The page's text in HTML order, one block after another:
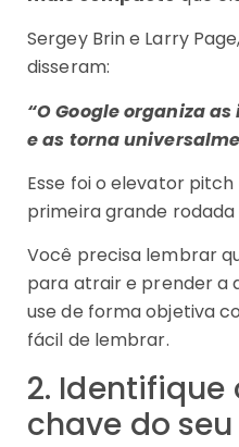
Sergey Brin e Larry
disseram:
“O Google organiza
e as torna
Esse foi o elevator
primeira grande
Você precisa lembrar
para atrair e prender a
use de forma objetiva
fácil de lembrar.
2.
chave do